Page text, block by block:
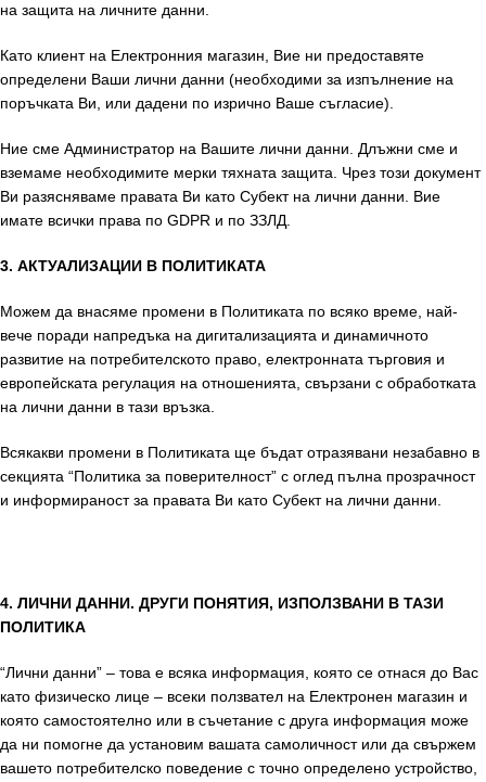
на защита на личните данни.
Като клиент на Електронния магазин, Вие ни предоставяте
определени Ваши лични данни (необходими за изпълнение на
поръчката Ви, или дадени по изрично Ваше съгласие).
Ние сме Администратор на Вашите лични данни. Длъжни сме и
вземаме необходимите мерки тяхната защита. Чрез този документ
Ви разясняваме правата Ви като Субект на лични данни. Вие
имате всички права по GDPR и по ЗЗЛД.
3. АКТУАЛИЗАЦИИ В ПОЛИТИКАТА
Можем да внасяме промени в Политиката по всяко време, най-
вече поради напредъка на дигитализацията и динамичното
развитие на потребителското право, електронната търговия и
европейската регулация на отношенията, свързани с обработката
на лични данни в тази връзка.
Всякакви промени в Политиката ще бъдат отразявани незабавно в
секцията “Политика за поверителност” с оглед пълна прозрачност
и информираност за правата Ви като Субект на лични данни.
4. ЛИЧНИ ДАННИ. ДРУГИ ПОНЯТИЯ, ИЗПОЛЗВАНИ В ТАЗИ
ПОЛИТИКА
“Лични данни” – това е всяка информация, която се отнася до Вас
като физическо лице – всеки ползвател на Електронен магазин и
която самостоятелно или в съчетание с друга информация може
да ни помогне да установим вашата самоличност или да свържем
вашето потребителско поведение с точно определено устройство,